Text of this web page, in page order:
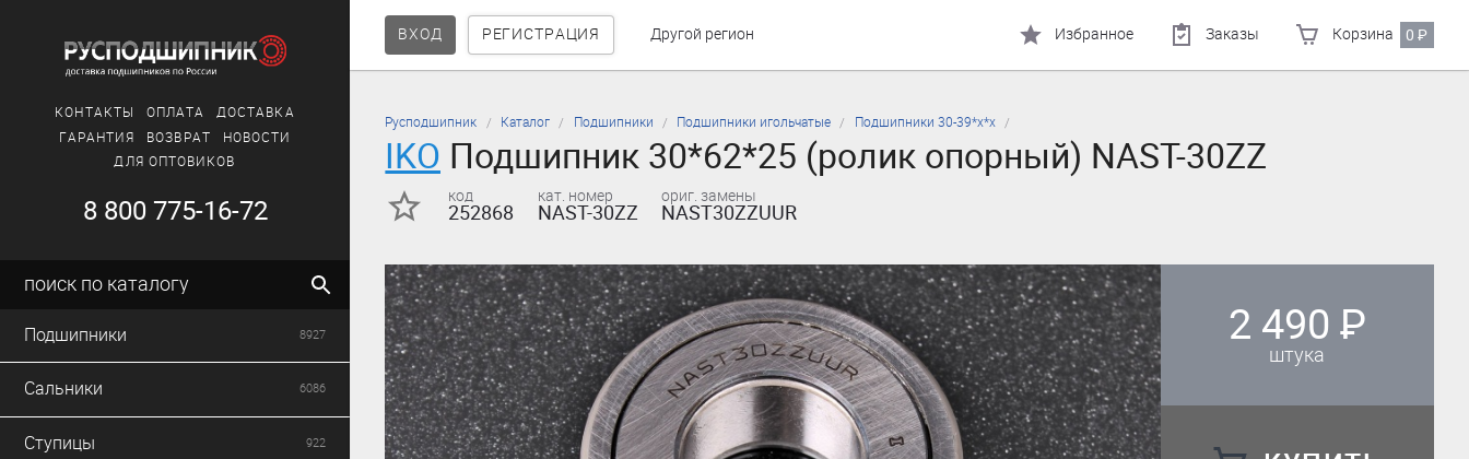
ВХОД РЕГИСТРАЦИЯ Другой регион Избранное Заказы Корзина 0₽
КОНТАКТЫ ОПЛАТА
ДОСТАВКА
ГАРАНТИЯ
ВОЗВРАТ
НОВОСТИ
ДЛЯ ОПТОВИКОВ
8 800 775-16-72
поиск по каталогу
Подшипники 8927
Сальники 6086
Ступицы 922
Русподшипник Каталог Подшипники Подшипники игольчатые Подшипники 30-39*х*х
IKO Подшипник 30*62*25 (ролик опорный) NAST-30ZZ
код
252868
кат. номер
NAST-30ZZ
ориг. замены
NAST30ZZUUR
2 490 ₽
штука